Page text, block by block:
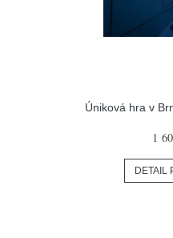
Úniková hra v
1
DETAIL